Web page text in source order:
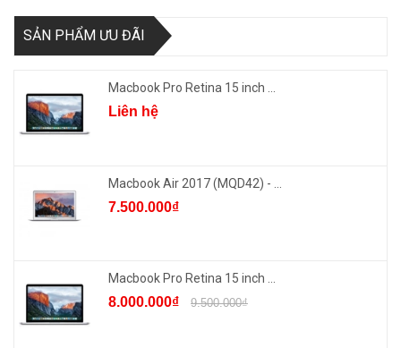
SẢN PHẨM ƯU ĐÃI
Macbook Pro Retina 15 inch ...
Liên hệ
Macbook Air 2017 (MQD42) - ...
7.500.000₫
Macbook Pro Retina 15 inch ...
8.000.000₫ 9.500.000₫